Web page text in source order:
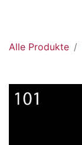
Alle Produkte